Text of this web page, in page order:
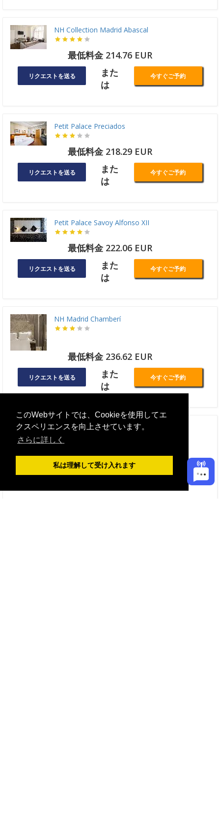
このWebサイトでは、Cookieを使用してエ
クスペリエンスを向上させています。
さらに詳しく
私は理解して受け入れます
NH Collection Madrid Abascal
最低料金 214.76 EUR
リクエストを送る
また
は
今すぐご予約
Petit Palace Preciados
最低料金 218.29 EUR
リクエストを送る
また
は
今すぐご予約
Petit Palace Savoy Alfonso XII
最低料金 222.06 EUR
リクエストを送る
また
は
今すぐご予約
NH Madrid Chamberí
最低料金 236.62 EUR
リクエストを送る
また
は
今すぐご予約
Petit Palace Plaza España
リクエストを送る
また
は